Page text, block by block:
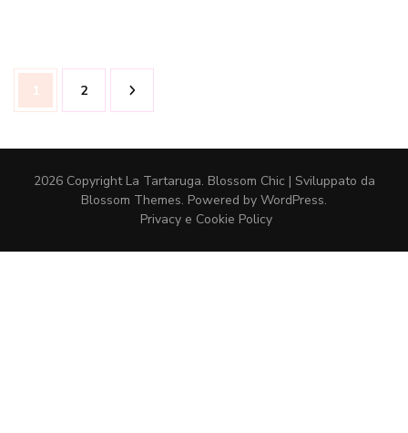
Paginazione
degli
Pagina
1 Pagina
2
2026 Copyright La Tartaruga. Blossom Chic | Sviluppato da
Blossom Themes. Powered by WordPress.
Privacy e Cookie Policy